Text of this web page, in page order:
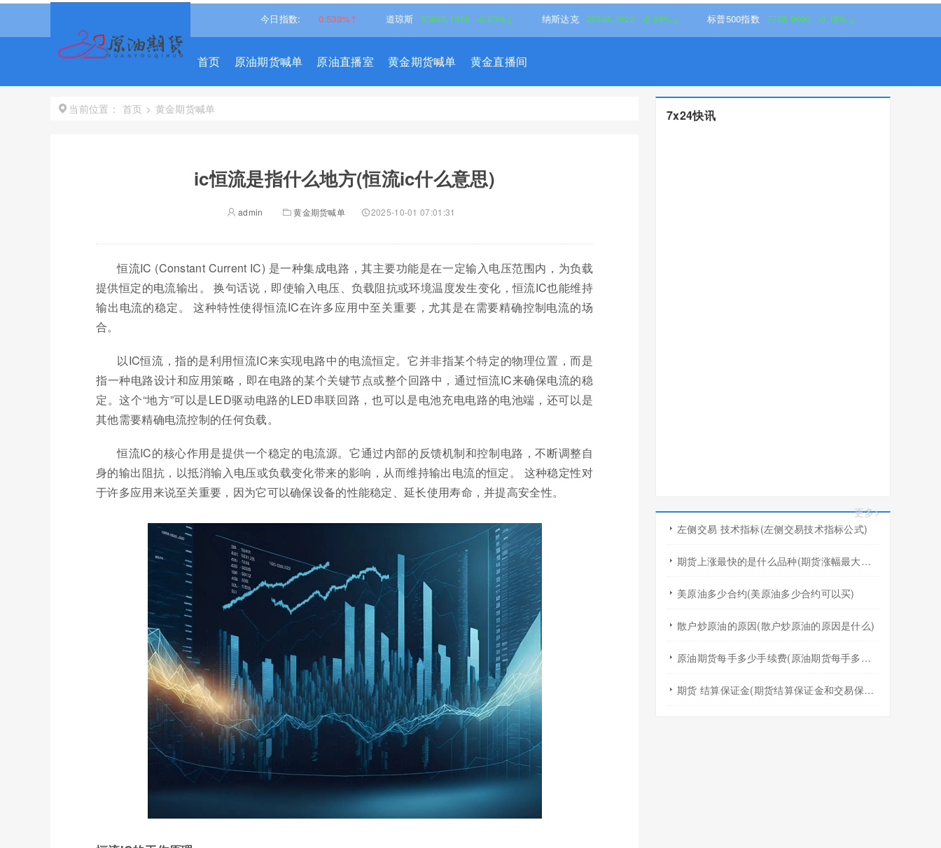
今日指数:
25666.311 0.533%↑ 道琼斯 53885.1016 -0.85%↓ 纳斯达克 26348.3522 -0.06%↓ 标普500指数 7709.9600 -0.18%↓
首页 原油期货喊单 原油直播室 黄金期货喊单 黄金直播间
当前位置： 首页 > 黄金期货喊单
ic恒流是指什么地方(恒流ic什么意思)
admin 黄金期货喊单 2025-10-01 07:01:31
恒流IC (Constant Current IC) 是一种集成电路，其主要功能是在一定输入电压范围内，为负载
提供恒定的电流输出。 换句话说，即使输入电压、负载阻抗或环境温度发生变化，恒流IC也能维持
输出电流的稳定。 这种特性使得恒流IC在许多应用中至关重要，尤其是在需要精确控制电流的场
合。
以IC恒流，指的是利用恒流IC来实现电路中的电流恒定。它并非指某个特定的物理位置，而是
指一种电路设计和应用策略，即在电路的某个关键节点或整个回路中，通过恒流IC来确保电流的稳
定。这个“地方”可以是LED驱动电路的LED串联回路，也可以是电池充电电路的电池端，还可以是
其他需要精确电流控制的任何负载。
恒流IC的核心作用是提供一个稳定的电流源。它通过内部的反馈机制和控制电路，不断调整自
身的输出阻抗，以抵消输入电压或负载变化带来的影响，从而维持输出电流的恒定。 这种稳定性对
于许多应用来说至关重要，因为它可以确保设备的性能稳定、延长使用寿命，并提高安全性。
7x24快讯
更多>
左侧交易 技术指标(左侧交易技术指标公式)
期货上涨最快的是什么品种(期货涨幅最大的产品)
美原油多少合约(美原油多少合约可以买)
散户炒原油的原因(散户炒原油的原因是什么)
原油期货每手多少手续费(原油期货每手多少手续费啊)
期货 结算保证金(期货结算保证金和交易保证金)